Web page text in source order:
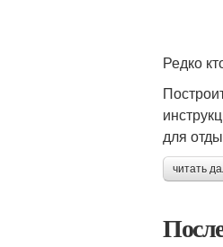
Редко
для
читать